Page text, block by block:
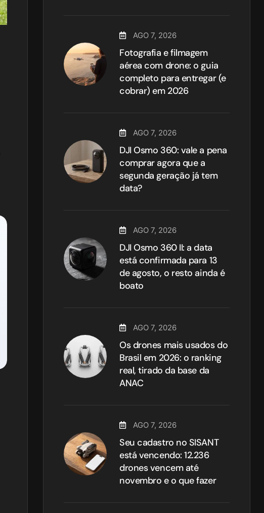
AGO 7, 2026
Fotografia e filmagem
aérea com drone: o guia
completo para entregar (e
cobrar) em 2026
AGO 7, 2026
DJI Osmo 360: vale a pena
comprar agora que a
segunda geração já tem
data?
AGO 7, 2026
DJI Osmo 360 II: a data
está confirmada para 13
de agosto, o resto ainda é
boato
AGO 7, 2026
Os drones mais usados do
Brasil em 2026: o ranking
real, tirado da base da
ANAC
AGO 7, 2026
Seu cadastro no SISANT
está vencendo: 12.236
drones vencem até
novembro e o que fazer